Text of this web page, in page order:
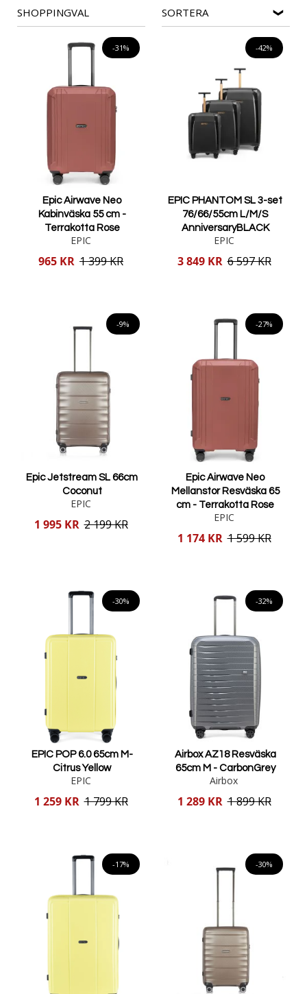
resa. Oavsett om du planerar en kort weekendresa, en
affärsresa eller en längre semester behöver du enpraktisk,
hållbar och rymlig resväska
som gör packningen enkel och
bekväm. På Vajper.com erbjuder vi ett brett utbud avresväskor
från ledande varumärken. Med rätt väska blir din
resa smidigare, mer organiserad och betydligt bekvämare.
SHOPPINGVAL SORTERA
-31%
Epic Airwave Neo
Kabinväska 55 cm -
Terrakotta Rose
EPIC
Reducerat
965 KR 1 399 KR
-42%
EPIC PHANTOM SL 3-set
76/66/55cm L/M/S
AnniversaryBLACK
EPIC
Reducerat
3 849 KR 6 597 KR
-9%
Epic Jetstream SL 66cm
Coconut
EPIC
Reducerat
1 995 KR 2 199 KR
-27%
Epic Airwave Neo
Mellanstor Resväska 65
cm - Terrakotta Rose
EPIC
Reducerat
1 174 KR 1 599 KR
-30%
EPIC POP 6.0 65cm M-
Citrus Yellow
EPIC
Reducerat
1 259 KR 1 799 KR
-32%
Airbox AZ18 Resväska
65cm M - CarbonGrey
Airbox
Reducerat
1 289 KR 1 899 KR
-17% -30%